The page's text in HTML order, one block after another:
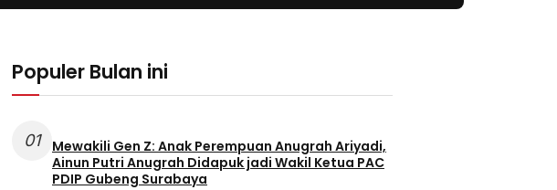
Populer Bulan ini
01
Mewakili Gen Z: Anak Perempuan Anugrah Ariyadi,
Ainun Putri Anugrah Didapuk jadi Wakil Ketua PAC
PDIP Gubeng Surabaya